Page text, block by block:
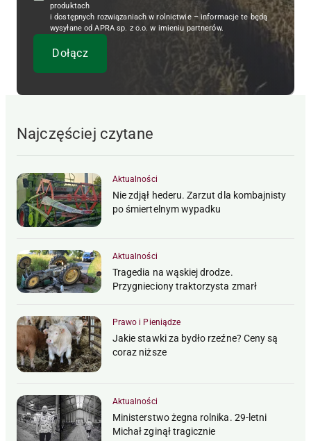
produktach
i dostępnych rozwiązaniach w rolnictwie – informacje te będą
wysyłane od APRA sp. z o.o. w imieniu partnerów.
Najczęściej czytane
Aktualności
Nie zdjął hederu. Zarzut dla kombajnisty
po śmiertelnym wypadku
Aktualności
Tragedia na wąskiej drodze.
Przygnieciony traktorzysta zmarł
Prawo i Pieniądze
Jakie stawki za bydło rzeźne? Ceny są
coraz niższe
Aktualności
Ministerstwo żegna rolnika. 29-letni
Michał zginął tragicznie